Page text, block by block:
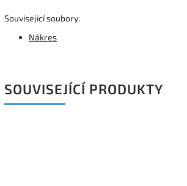
Souvisejicí soubory:
Nákres
SOUVISEJÍCÍ PRODUKTY